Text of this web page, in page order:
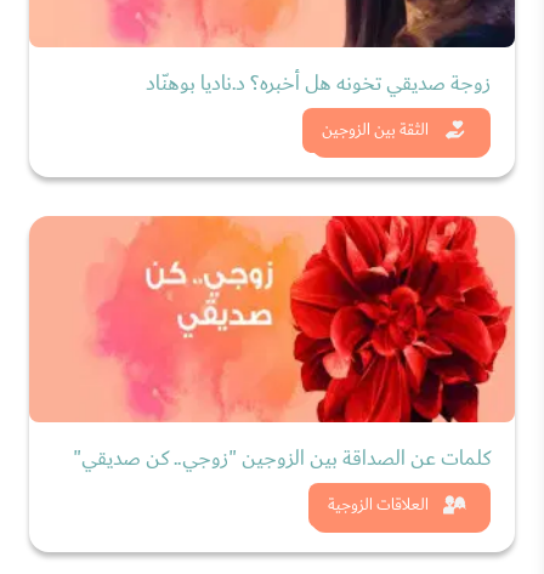
الثقة بين الزوجين
زوجة صديقي تخونه هل أخبره؟ د.ناديا بوهنّاد
شاهد الان
العلاقات الزوجية
كلمات عن الصداقة بين الزوجين "زوجي.. كن صديقي"
شاهد الان